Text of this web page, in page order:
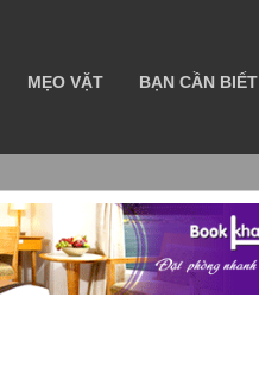
MẸO VẶT BẠN CẦN BIẾT